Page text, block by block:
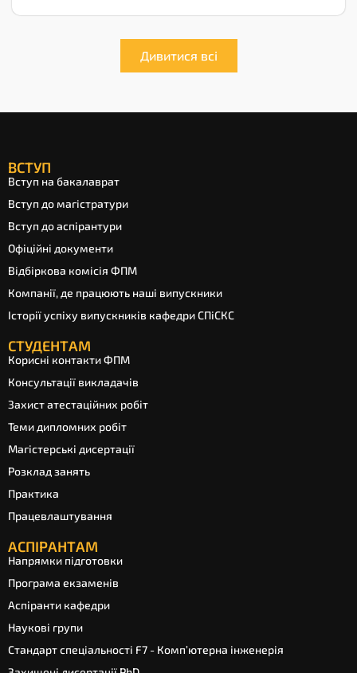
Дивитися всі
ВСТУП
Вступ на бакалаврат
Вступ до магістратури
Вступ до аспірантури
Офіційні документи
Відбіркова комісія ФПМ
Компанії, де працюють наші випускники
Історії успіху випускників кафедри СПіСКС
СТУДЕНТАМ
Корисні контакти ФПМ
Консультації викладачів
Захист атестаційних робіт
Теми дипломних робіт
Магістерські дисертації
Розклад занять
Практика
Працевлаштування
АСПІРАНТАМ
Напрямки підготовки
Програма екзаменів
Аспіранти кафедри
Наукові групи
Стандарт спеціальності F7 - Комп’ютерна інженерія